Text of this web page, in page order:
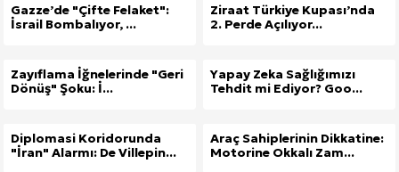
Gazze’de "Çifte Felaket":
İsrail Bombalıyor, ...
Ziraat Türkiye Kupası’nda
2. Perde Açılıyor...
Zayıflama İğnelerinde "Geri
Dönüş" Şoku: İ...
Yapay Zeka Sağlığımızı
Tehdit mi Ediyor? Goo...
Diplomasi Koridorunda
"İran" Alarmı: De Villepin...
Araç Sahiplerinin Dikkatine:
Motorine Okkalı Zam...